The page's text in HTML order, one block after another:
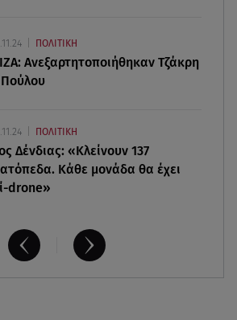
τα ελικόπτερα στη φωτιά και
ΠΟΛΙΤΙΚΗ
Ανεξαρτητοποιήθηκαν Τζάκρη
Πούλου
ΠΟΛΙΤΙΚΗ
Δένδιας: «Κλείνουν 137
Kάθε μονάδα θα έχει
drone»